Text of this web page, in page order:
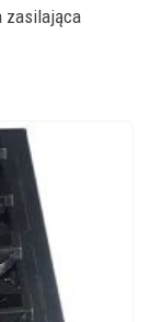
zasilająca